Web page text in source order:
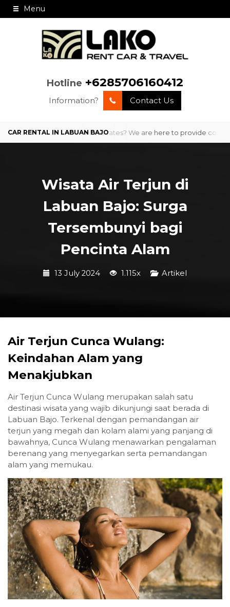
Menu
Hotline +6285706160412
Information? Contact Us
and competitive rates? We are here to provide comfortable
Wisata Air Terjun di
Labuan Bajo: Surga
Tersembunyi bagi
Pencinta Alam
13 July 2024 1.115x Artikel
Air Terjun Cunca Wulang:
Keindahan Alam yang
Menakjubkan
Air Terjun Cunca Wulang merupakan salah satu
destinasi wisata yang wajib dikunjungi saat berada di
Labuan Bajo. Terkenal dengan pemandangan air
terjun yang megah dan kolam alami yang panjang di
bawahnya, Cunca Wulang menawarkan pengalaman
berenang yang menyegarkan serta pemandangan
alam yang memukau.